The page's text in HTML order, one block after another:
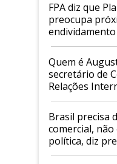
FPA diz que
preocupa
Quem é
secretário de
Relações
Mapa
Brasil precisa
comercial,
política, diz
Faesp